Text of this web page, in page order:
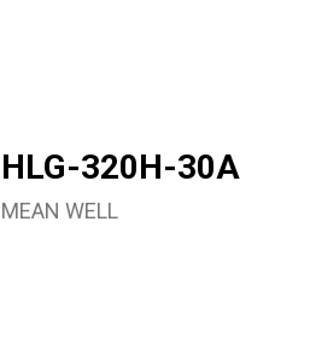
HLG-320H-30A
MEAN WELL